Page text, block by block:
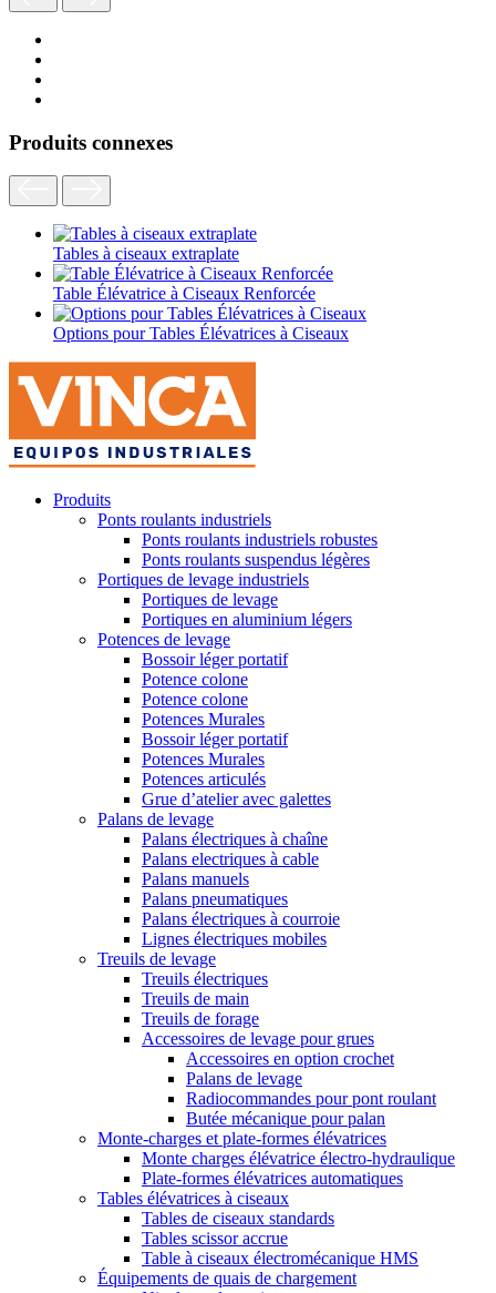
Produits connexes
Tables à ciseaux extraplate
Table Élévatrice à Ciseaux Renforcée
Options pour Tables Élévatrices à Ciseaux
Produits
Ponts roulants industriels
Ponts roulants industriels robustes
Ponts roulants suspendus légères
Portiques de levage industriels
Portiques de levage
Portiques en aluminium légers
Potences de levage
Bossoir léger portatif
Potence colone
Potence colone
Potences Murales
Bossoir léger portatif
Potences Murales
Potences articulés
Grue d’atelier avec galettes
Palans de levage
Palans électriques à chaîne
Palans electriques à cable
Palans manuels
Palans pneumatiques
Palans électriques à courroie
Lignes électriques mobiles
Treuils de levage
Treuils électriques
Treuils de main
Treuils de forage
Accessoires de levage pour grues
Accessoires en option crochet
Palans de levage
Radiocommandes pour pont roulant
Butée mécanique pour palan
Monte-charges et plate-formes élévatrices
Monte charges élévatrice électro-hydraulique
Plate-formes élévatrices automatiques
Tables élévatrices à ciseaux
Tables de ciseaux standards
Tables scissor accrue
Table à ciseaux électromécanique HMS
Équipements de quais de chargement